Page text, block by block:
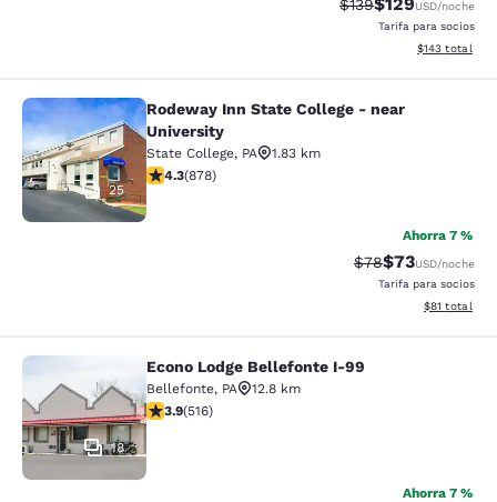
$139 USD/noche
Tarifa para socios
Ver detalles
$143 total
Rodeway Inn State College - near
25
Rodeway Inn State College - near
University
State College, PA
1.83 km
calificación de 4.3 estrellas. Excelente. 878 reseñas
4.3(878)
Ahorra 7 %
Precio tachado:
$78Precio con
$73USD/noche
Tarifa para socios
Ver detalles
$81 total
Econo Lodge Bellefonte I-99
18
Econo Lodge Bellefonte I-99
Bellefonte, PA
12.8 km
calificación de 3.92 estrellas. Bueno. 516 reseñas
3.9(516)
Ahorra 7 %